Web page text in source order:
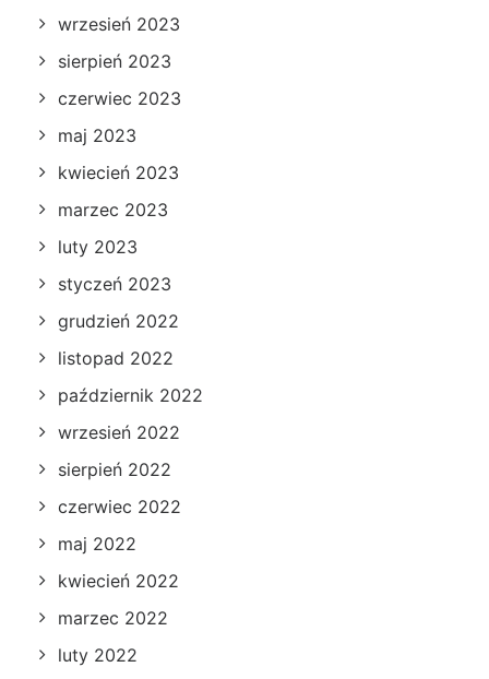
wrzesień 2023
sierpień 2023
czerwiec 2023
maj 2023
kwiecień 2023
marzec 2023
luty 2023
styczeń 2023
grudzień 2022
listopad 2022
październik 2022
wrzesień 2022
sierpień 2022
czerwiec 2022
maj 2022
kwiecień 2022
marzec 2022
luty 2022